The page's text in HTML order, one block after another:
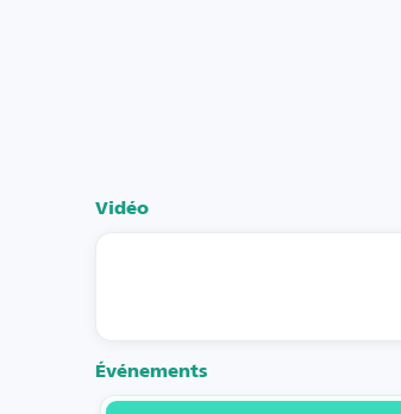
Vidéo
Événements